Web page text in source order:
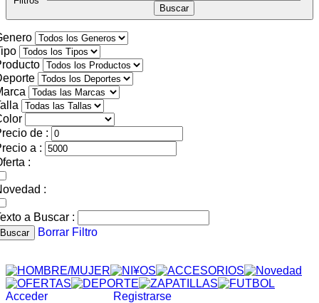
de :
a :
:
:
a Buscar :
Buscar Borrar Filtro
Acceder Registrarse